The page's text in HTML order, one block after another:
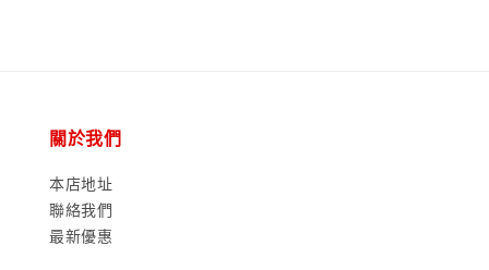
關於我們
本店地址
聯絡我們
最新優惠